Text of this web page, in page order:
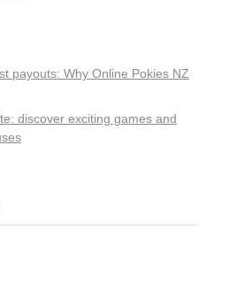
payouts: Why Online Pokies NZ
discover exciting games and